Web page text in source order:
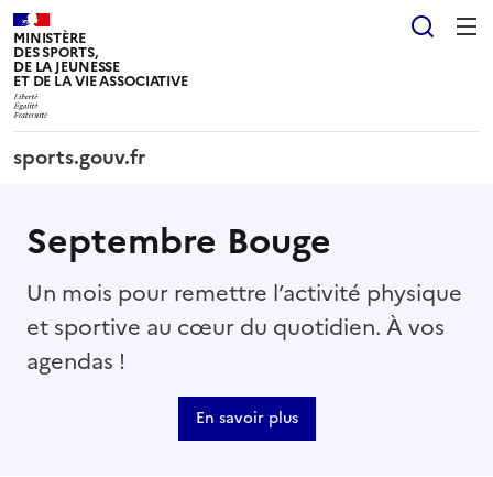
MINISTÈRE
DES SPORTS,
DE LA JEUNESSE
ET DE LA VIE ASSOCIATIVE
sports.gouv.fr
Septembre Bouge
Un mois pour remettre l’activité physique
et sportive au cœur du quotidien. À vos
agendas !
En savoir plus
Panneau de gestion des cookies tarteaucitron